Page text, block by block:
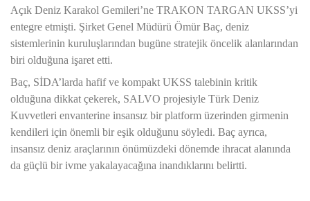
Açık Deniz Karakol Gemileri’ne TRAKON TARGAN UKSS’yi
entegre etmişti. Şirket Genel Müdürü Ömür Baç, deniz
sistemlerinin kuruluşlarından bugüne stratejik öncelik alanlarından
biri olduğuna işaret etti.
Baç, SİDA’larda hafif ve kompakt UKSS talebinin kritik
olduğuna dikkat çekerek, SALVO projesiyle Türk Deniz
Kuvvetleri envanterine insansız bir platform üzerinden girmenin
kendileri için önemli bir eşik olduğunu söyledi. Baç ayrıca,
insansız deniz araçlarının önümüzdeki dönemde ihracat alanında
da güçlü bir ivme yakalayacağına inandıklarını belirtti.